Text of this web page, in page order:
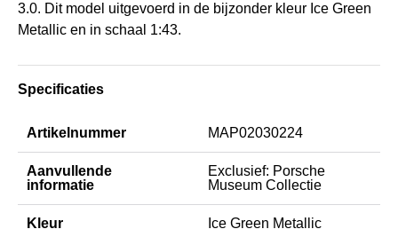
3.0. Dit model uitgevoerd in de bijzonder kleur Ice Green
Metallic en in schaal 1:43.
Specificaties
Artikelnummer MAP02030224
Aanvullende
informatie
Exclusief: Porsche
Museum Collectie
Kleur Ice Green Metallic